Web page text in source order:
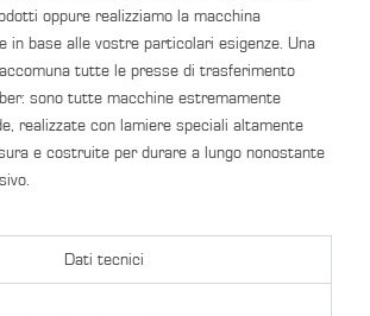
oppure realizziamo la macchina
in base alle vostre particolari esigenze. Una
tutte le presse di trasferimento
sono tutte macchine estremamente
realizzate con lamiere speciali altamente
e costruite per durare a lungo nonostante
Dati tecnici